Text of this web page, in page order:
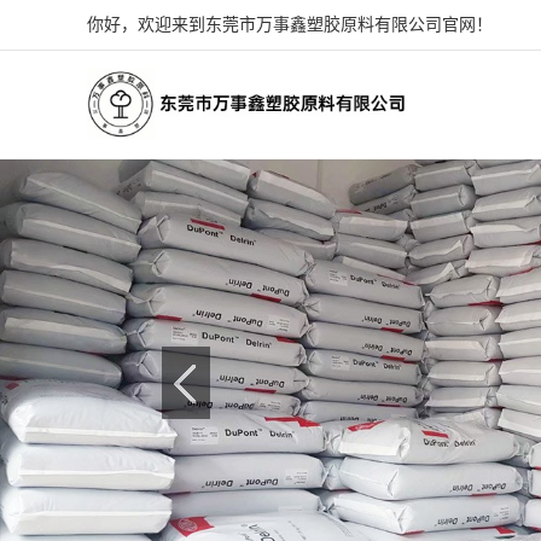
你好，欢迎来到东莞市万事鑫塑胶原料有限公司官网！